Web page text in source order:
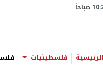
الرئيسية فلسطينيات